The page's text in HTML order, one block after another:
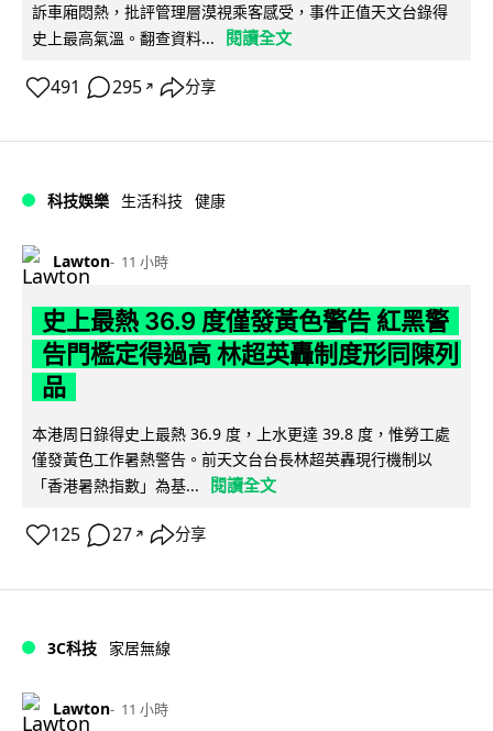
訴車廂悶熱，批評管理層漠視乘客感受，事件正值天文台錄得
史上最高氣溫。翻查資料...
閱讀全文
491 295 ↗ 分享
科技娛樂 生活科技 健康
Lawton 11 小時
史上最熱 36.9 度僅發黃色警告 紅黑警
告門檻定得過高 林超英轟制度形同陳列
品
本港周日錄得史上最熱 36.9 度，上水更達 39.8 度，惟勞工處
僅發黃色工作暑熱警告。前天文台台長林超英轟現行機制以
「香港暑熱指數」為基...
閱讀全文
125 27 ↗ 分享
3C科技 家居無線
Lawton 11 小時